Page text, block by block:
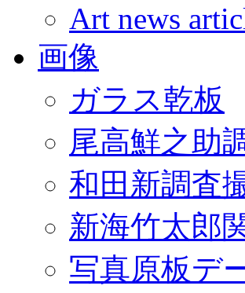
Art news
画像
ガラス乾板
尾高鮮之助
和田新調査
新海竹太郎
写真原板デ